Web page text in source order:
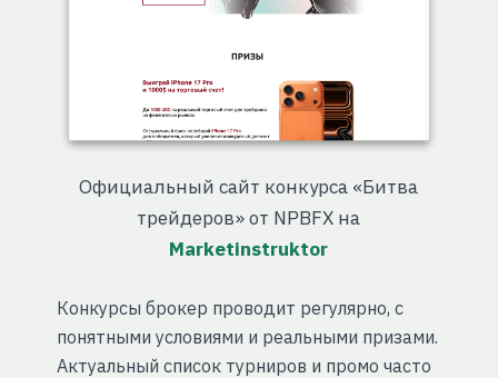
Официальный сайт конкурса «Битва
трейдеров» от NPBFX на
Marketinstruktor
Конкурсы брокер проводит регулярно, с
понятными условиями и реальными призами.
Актуальный список турниров и промо часто